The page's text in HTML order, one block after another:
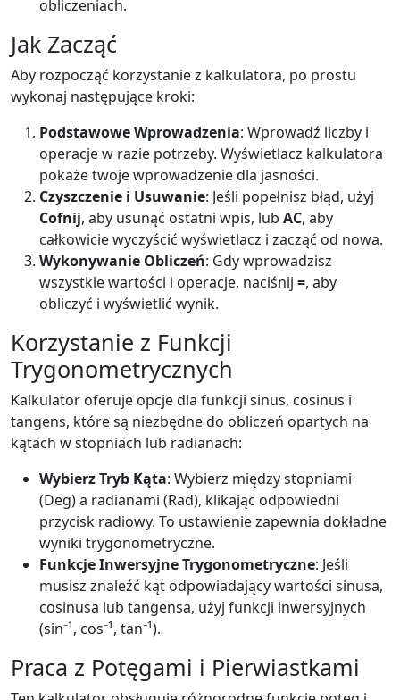
obliczeniach.
Jak Zacząć
Aby rozpocząć korzystanie z kalkulatora, po prostu
wykonaj następujące kroki:
Podstawowe Wprowadzenia: Wprowadź liczby i
operacje w razie potrzeby. Wyświetlacz kalkulatora
pokaże twoje wprowadzenie dla jasności.
Czyszczenie i Usuwanie: Jeśli popełnisz błąd, użyj
Cofnij, aby usunąć ostatni wpis, lub AC, aby
całkowicie wyczyścić wyświetlacz i zacząć od nowa.
Wykonywanie Obliczeń: Gdy wprowadzisz
wszystkie wartości i operacje, naciśnij =, aby
obliczyć i wyświetlić wynik.
Korzystanie z Funkcji
Trygonometrycznych
Kalkulator oferuje opcje dla funkcji sinus, cosinus i
tangens, które są niezbędne do obliczeń opartych na
kątach w stopniach lub radianach:
Wybierz Tryb Kąta: Wybierz między stopniami
(Deg) a radianami (Rad), klikając odpowiedni
przycisk radiowy. To ustawienie zapewnia dokładne
wyniki trygonometryczne.
Funkcje Inwersyjne Trygonometryczne: Jeśli
musisz znaleźć kąt odpowiadający wartości sinusa,
cosinusa lub tangensa, użyj funkcji inwersyjnych
(sin⁻¹, cos⁻¹, tan⁻¹).
Praca z Potęgami i Pierwiastkami